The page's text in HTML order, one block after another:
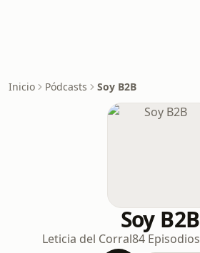
Inicio Pódcasts Soy B2B
Soy B2B
Leticia del Corral84 Episodios